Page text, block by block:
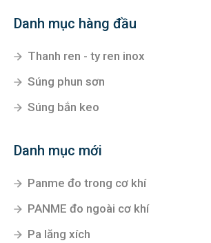
Danh mục hàng đầu
Thanh ren - ty ren inox
Súng phun sơn
Súng bắn keo
Danh mục mới
Panme đo trong cơ khí
PANME đo ngoài cơ khí
Pa lăng xích